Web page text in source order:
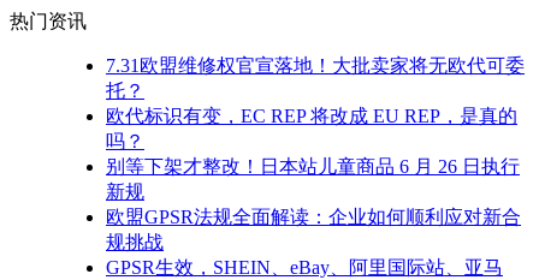
热门资讯
7.31欧盟维修权官宣落地！大批卖家将无欧代可委
托？
欧代标识有变，EC REP 将改成 EU REP，是真的
吗？
别等下架才整改！日本站儿童商品 6 月 26 日执行
新规
欧盟GPSR法规全面解读：企业如何顺利应对新合
规挑战
GPSR生效，SHEIN、eBay、阿里国际站、亚马